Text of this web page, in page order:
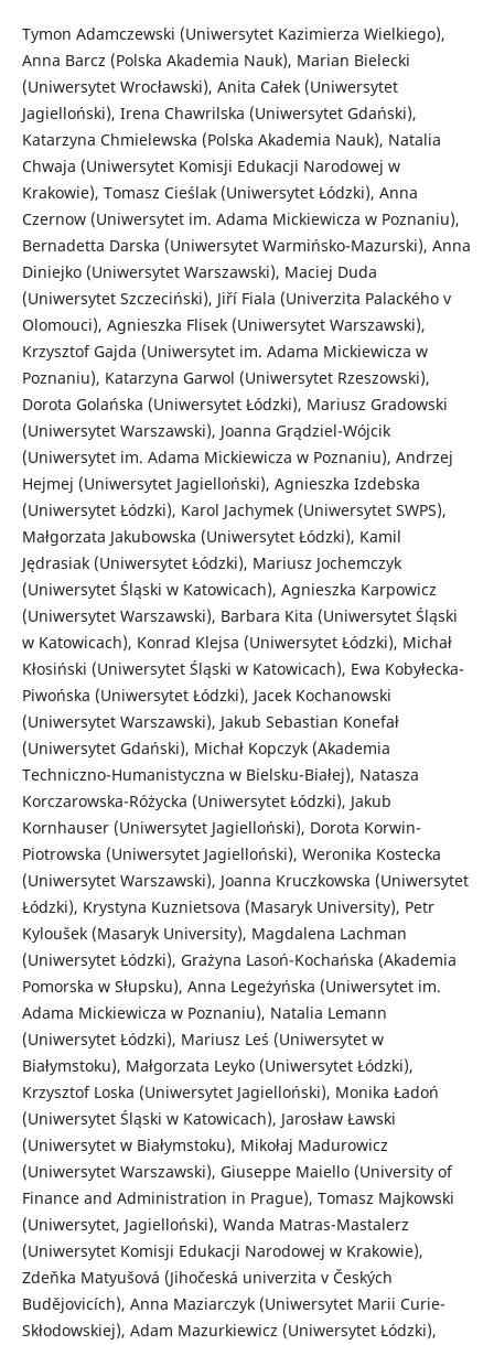
Tymon Adamczewski (Uniwersytet Kazimierza Wielkiego),
Anna Barcz (Polska Akademia Nauk), Marian Bielecki
(Uniwersytet Wrocławski), Anita Całek (Uniwersytet
Jagielloński), Irena Chawrilska (Uniwersytet Gdański),
Katarzyna Chmielewska (Polska Akademia Nauk), Natalia
Chwaja (Uniwersytet Komisji Edukacji Narodowej w
Krakowie), Tomasz Cieślak (Uniwersytet Łódzki), Anna
Czernow (Uniwersytet im. Adama Mickiewicza w Poznaniu),
Bernadetta Darska (Uniwersytet Warmińsko-Mazurski), Anna
Diniejko (Uniwersytet Warszawski), Maciej Duda
(Uniwersytet Szczeciński), Jiří Fiala (Univerzita Palackého v
Olomouci), Agnieszka Flisek (Uniwersytet Warszawski),
Krzysztof Gajda (Uniwersytet im. Adama Mickiewicza w
Poznaniu), Katarzyna Garwol (Uniwersytet Rzeszowski),
Dorota Golańska (Uniwersytet Łódzki), Mariusz Gradowski
(Uniwersytet Warszawski), Joanna Grądziel-Wójcik
(Uniwersytet im. Adama Mickiewicza w Poznaniu), Andrzej
Hejmej (Uniwersytet Jagielloński), Agnieszka Izdebska
(Uniwersytet Łódzki), Karol Jachymek (Uniwersytet SWPS),
Małgorzata Jakubowska (Uniwersytet Łódzki), Kamil
Jędrasiak (Uniwersytet Łódzki), Mariusz Jochemczyk
(Uniwersytet Śląski w Katowicach), Agnieszka Karpowicz
(Uniwersytet Warszawski), Barbara Kita (Uniwersytet Śląski
w Katowicach), Konrad Klejsa (Uniwersytet Łódzki), Michał
Kłosiński (Uniwersytet Śląski w Katowicach), Ewa Kobyłecka-
Piwońska (Uniwersytet Łódzki), Jacek Kochanowski
(Uniwersytet Warszawski), Jakub Sebastian Konefał
(Uniwersytet Gdański), Michał Kopczyk (Akademia
Techniczno-Humanistyczna w Bielsku-Białej), Natasza
Korczarowska-Różycka (Uniwersytet Łódzki), Jakub
Kornhauser (Uniwersytet Jagielloński), Dorota Korwin-
Piotrowska (Uniwersytet Jagielloński), Weronika Kostecka
(Uniwersytet Warszawski), Joanna Kruczkowska (Uniwersytet
Łódzki), Krystyna Kuznietsova (Masaryk University), Petr
Kyloušek (Masaryk University), Magdalena Lachman
(Uniwersytet Łódzki), Grażyna Lasoń-Kochańska (Akademia
Pomorska w Słupsku), Anna Legeżyńska (Uniwersytet im.
Adama Mickiewicza w Poznaniu), Natalia Lemann
(Uniwersytet Łódzki), Mariusz Leś (Uniwersytet w
Białymstoku), Małgorzata Leyko (Uniwersytet Łódzki),
Krzysztof Loska (Uniwersytet Jagielloński), Monika Ładoń
(Uniwersytet Śląski w Katowicach), Jarosław Ławski
(Uniwersytet w Białymstoku), Mikołaj Madurowicz
(Uniwersytet Warszawski), Giuseppe Maiello (University of
Finance and Administration in Prague), Tomasz Majkowski
(Uniwersytet, Jagielloński), Wanda Matras-Mastalerz
(Uniwersytet Komisji Edukacji Narodowej w Krakowie),
Zdeňka Matyušová (Jihočeská univerzita v Českých
Budějovicích), Anna Maziarczyk (Uniwersytet Marii Curie-
Skłodowskiej), Adam Mazurkiewicz (Uniwersytet Łódzki),